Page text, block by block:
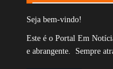
Seja bem-vindo!
Este é o Portal Em
e abrangente. Sempre